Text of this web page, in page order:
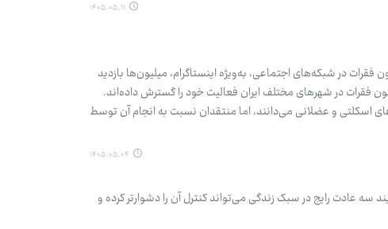
۱۴۰۵.۰۵.۱۱
در شبکه‌های اجتماعی، به‌ویژه اینستاگرام، میلیون‌ها بازدید
فقرات در شهرهای مختلف ایران فعالیت خود را گسترش داده‌اند.
اسکلتی و عضلانی می‌دانند، اما منتقدان نسبت به انجام آن توسط
۱۴۰۵.۰۵.۰۴
عادت رایج در سبک زندگی می‌تواند کنترل آن را دشوارتر کرده و